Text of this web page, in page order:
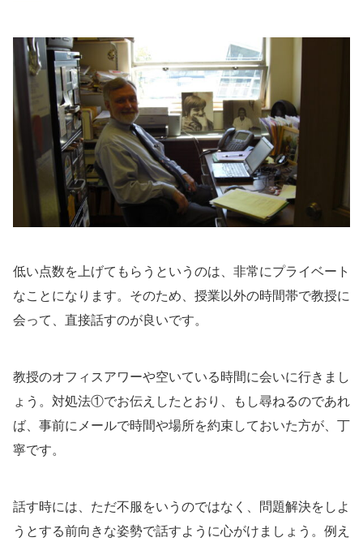
低い点数を上げてもらうというのは、非常にプライベート
なことになります。そのため、授業以外の時間帯で教授に
会って、直接話すのが良いです。
教授のオフィスアワーや空いている時間に会いに行きまし
ょう。対処法①でお伝えしたとおり、もし尋ねるのであれ
ば、事前にメールで時間や場所を約束しておいた方が、丁
寧です。
話す時には、ただ不服をいうのではなく、問題解決をしよ
うとする前向きな姿勢で話すように心がけましょう。例え